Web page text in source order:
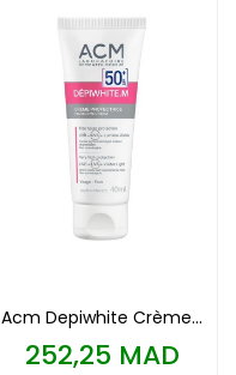
Acm Depiwhite Crème...
Prix
252,25 MAD